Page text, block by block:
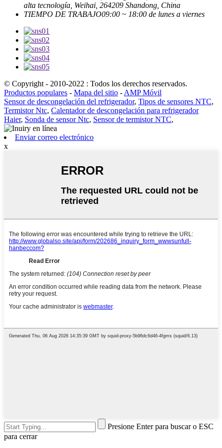
alta tecnología, Weihai, 264209 Shandong, China
TIEMPO DE TRABAJO09:00 ~ 18:00 de lunes a viernes
© Copyright - 2010-2022 : Todos los derechos reservados.
Productos populares - Mapa del sitio - AMP Móvil
Sensor de descongelación del refrigerador, Tipos de sensores NTC,
Termistor Ntc, Calentador de descongelación para refrigerador
Haier, Sonda de sensor Ntc, Sensor de termistor NTC,
Enviar correo electrónico
x
Presione Enter para buscar o ESC
para cerrar